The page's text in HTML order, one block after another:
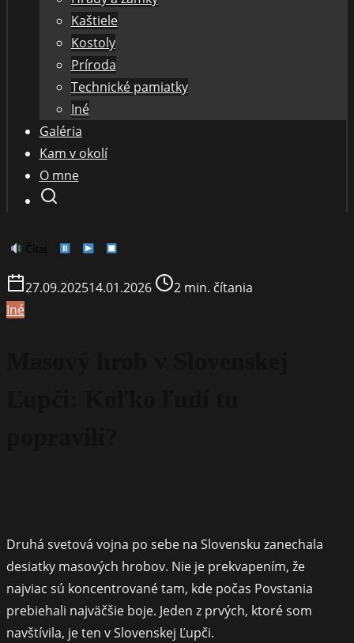
Kaštiele
Kostoly
Príroda
Technické pamiatky
Iné
Galéria
Kam v okolí
O mne
Čítať
27.09.202514.01.2026 Post2 min. čítania
Iné
Druhá svetová vojna po sebe na Slovensku zanechala
desiatky masových hrobov. Nie je prekvapením, že
najviac sú koncentrované tam, kde počas Povstania
prebiehali najväčšie boje. Jeden z prvých, ktoré som
navštívila, je ten v Slovenskej Ľupči.